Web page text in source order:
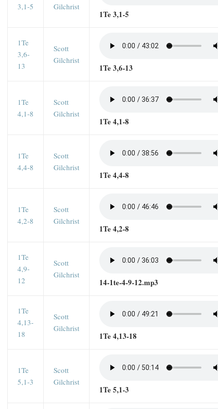
3,1-5
Gilchrist
1Te 3,1-5
1Te
3,6-
13
Scott
Gilchrist
1Te 3,6-13
1Te
4,1-8
Scott
Gilchrist
1Te 4,1-8
1Te
4,4-8
Scott
Gilchrist
1Te 4,4-8
1Te
4,2-8
Scott
Gilchrist
1Te 4,2-8
1Te
4,9-
12
Scott
Gilchrist
14-1te-4-9-12.mp3
1Te
4,13-
18
Scott
Gilchrist
1Te 4,13-18
1Te
5,1-3
Scott
Gilchrist
1Te 5,1-3